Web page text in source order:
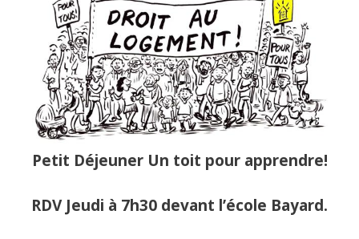
Petit Déjeuner Un toit pour apprendre!
RDV Jeudi à 7h30 devant l’école Bayard.